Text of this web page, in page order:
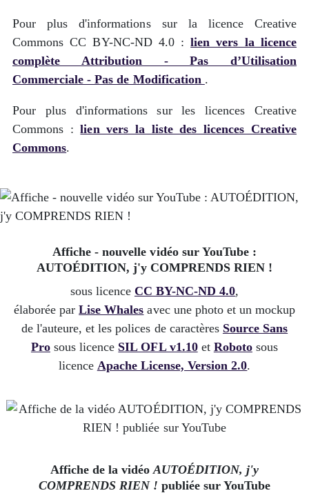
Pour plus d'informations sur la licence Creative
Commons CC BY-NC-ND 4.0 :lien vers la licence
complète Attribution - Pas d’Utilisation
Commerciale - Pas de Modification .
Pour plus d'informations sur les licences Creative
Commons :lien vers la liste des licences Creative
Commons.
Affiche - nouvelle vidéo sur YouTube :
AUTOÉDITION, j'y COMPRENDS RIEN !
sous licence CC BY-NC-ND 4.0,
élaborée parLise Whales avec une photo et un mockup
de l'auteure, et les polices de caractères Source Sans
Pro sous licence SIL OFL v1.10et Robotosous
licence Apache License, Version 2.0.
Affiche de la vidéoAUTOÉDITION, j'y
COMPRENDS RIEN ! publiée sur YouTube